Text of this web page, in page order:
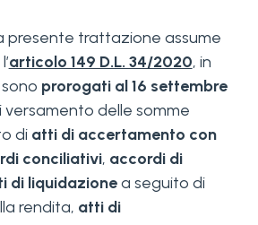
presente trattazione assume
articolo 149 D.L. 34/2020, in
prorogati al 16 settembre
versamento delle somme
di atti di accertamento con
conciliativi, accordi di
di liquidazionea seguito di
rendita, atti di